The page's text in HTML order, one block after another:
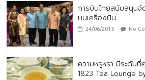
การบินไทยสนับสนุนจั
บนเครื่องบิน
24/06/2015 No
ความหรูหรา มีระดับ
1823 Tea Lounge